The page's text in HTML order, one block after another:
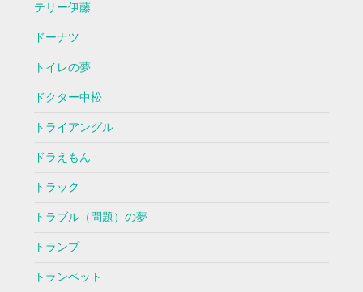
テリー伊藤
ドーナツ
トイレの夢
ドクター中松
トライアングル
ドラえもん
トラック
トラブル（問題）の夢
トランプ
トランペット